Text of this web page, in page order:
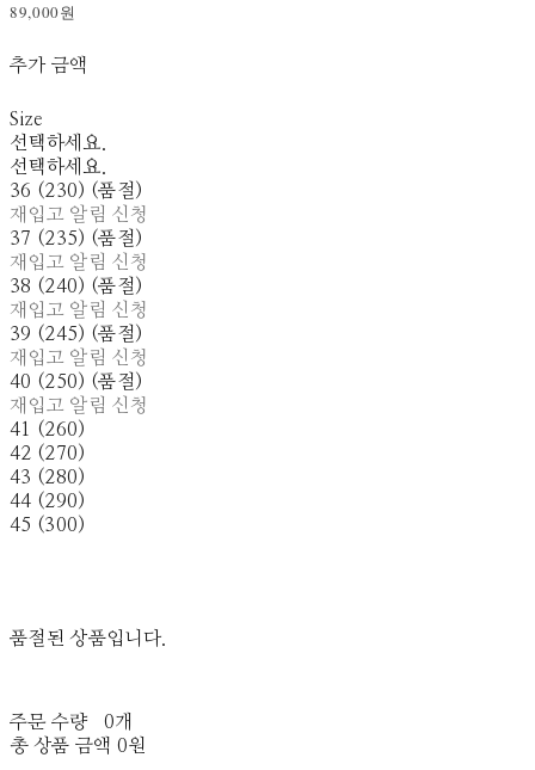
89,000원
추가 금액
Size
선택하세요.
선택하세요.
36 (230) (품절)
재입고 알림 신청
37 (235) (품절)
재입고 알림 신청
38 (240) (품절)
재입고 알림 신청
39 (245) (품절)
재입고 알림 신청
40 (250) (품절)
재입고 알림 신청
41 (260)
42 (270)
43 (280)
44 (290)
45 (300)
품절된 상품입니다.
주문 수량
0개
총 상품 금액 0원